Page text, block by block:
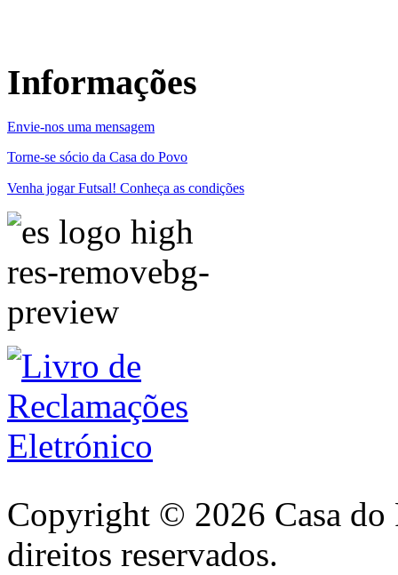
Informações
Envie-nos uma mensagem
Torne-se sócio da Casa do Povo
Venha jogar Futsal! Conheça as condições
Copyright © 2026 Casa do
direitos reservados.